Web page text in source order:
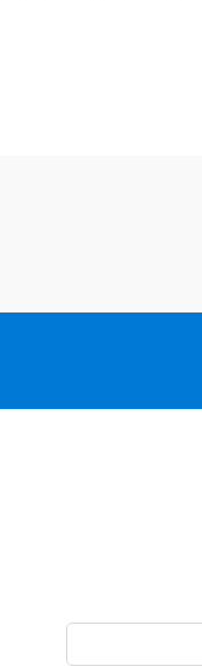
خارجيتين، بينما